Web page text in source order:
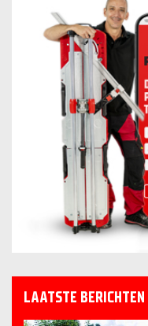
LAATSTE BERICHTEN